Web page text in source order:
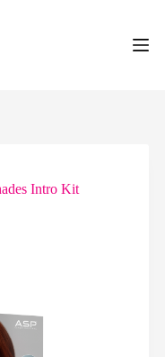
Intro Kit